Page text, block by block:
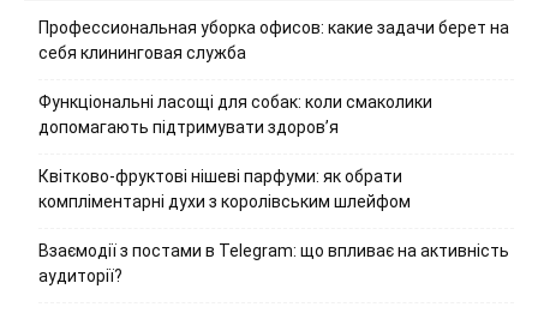
Профессиональная уборка офисов: какие задачи берет на
себя клининговая служба
Функціональні ласощі для собак: коли смаколики
допомагають підтримувати здоров’я
Квітково-фруктові нішеві парфуми: як обрати
компліментарні духи з королівським шлейфом
Взаємодії з постами в Telegram: що впливає на активність
аудиторії?